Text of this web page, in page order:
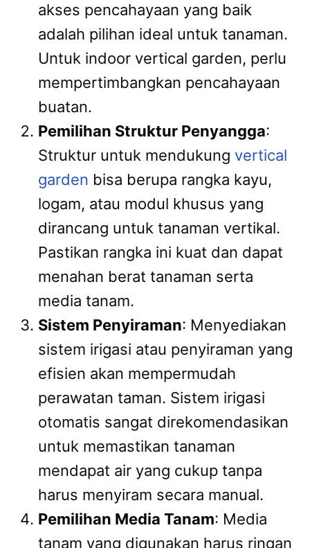
akses pencahayaan yang baik
adalah pilihan ideal untuk tanaman.
Untuk indoor vertical garden, perlu
mempertimbangkan pencahayaan
buatan.
Pemilihan Struktur Penyangga:
Struktur untuk mendukung vertical
garden bisa berupa rangka kayu,
logam, atau modul khusus yang
dirancang untuk tanaman vertikal.
Pastikan rangka ini kuat dan dapat
menahan berat tanaman serta
media tanam.
Sistem Penyiraman: Menyediakan
sistem irigasi atau penyiraman yang
efisien akan mempermudah
perawatan taman. Sistem irigasi
otomatis sangat direkomendasikan
untuk memastikan tanaman
mendapat air yang cukup tanpa
harus menyiram secara manual.
Pemilihan Media Tanam: Media
tanam yang digunakan harus ringan